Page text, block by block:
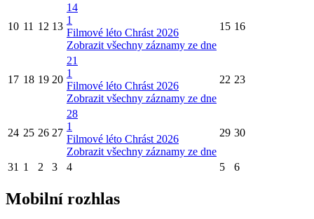
10 11 12 13
14
1
Filmové léto Chrást 2026
Zobrazit všechny záznamy ze dne
15 16
17 18 19 20
21
1
Filmové léto Chrást 2026
Zobrazit všechny záznamy ze dne
22 23
24 25 26 27
28
1
Filmové léto Chrást 2026
Zobrazit všechny záznamy ze dne
29 30
31 1 2 3 4 5 6
Mobilní rozhlas